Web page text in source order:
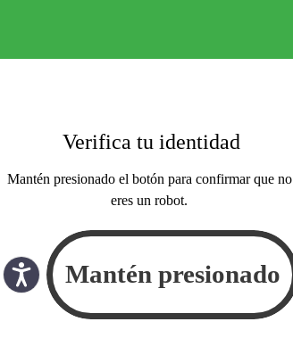
Verifica tu identidad
Mantén presionado el botón para confirmar que no
eres un robot.